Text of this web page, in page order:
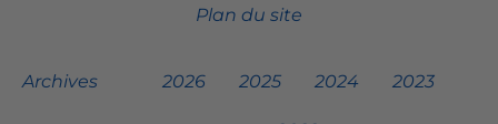
Plan du site
Archives 2026 2025 2024 2023